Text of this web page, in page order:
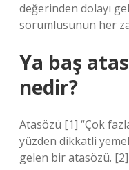
değerinden dolayı
sorumlusunun her
Ya baş
nedir?
Atasözü [1] “Çok
yüzden dikkatli
gelen bir atasözü. [2]